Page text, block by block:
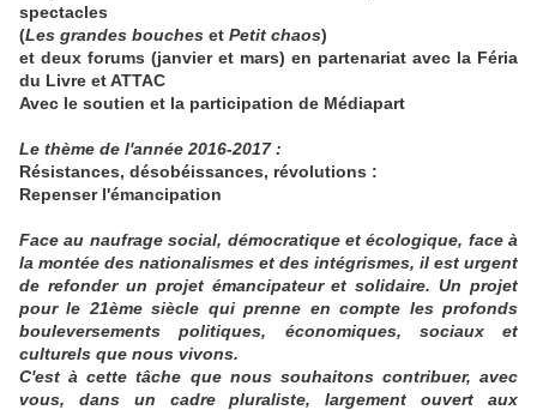
spectacles
(Les grandes bouches et Petit chaos)
et deux forums (janvier et mars) en partenariat avec la Féria
du Livre et ATTAC
Avec le soutien et la participation de Médiapart
Le thème de l'année 2016-2017 :
Résistances, désobéissances, révolutions :
Repenser l'émancipation
Face au naufrage social, démocratique et écologique, face à
la montée des nationalismes et des intégrismes, il est urgent
de refonder un projet émancipateur et solidaire. Un projet
pour le 21ème siècle qui prenne en compte les profonds
bouleversements politiques, économiques, sociaux et
culturels que nous vivons.
C'est à cette tâche que nous souhaitons contribuer, avec
vous, dans un cadre pluraliste, largement ouvert aux